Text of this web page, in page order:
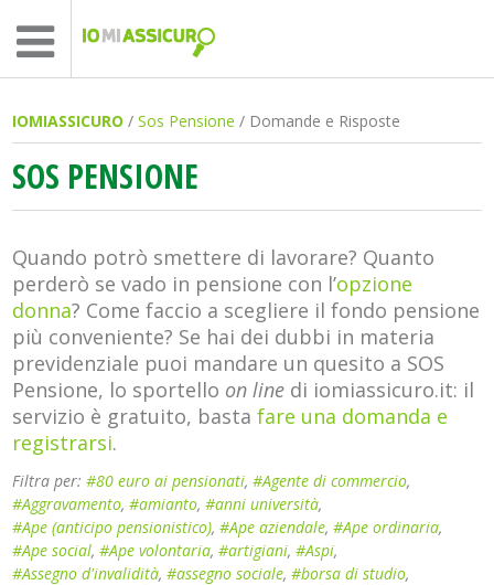
IOMIASSICURO /Sos Pensione / Domande e Risposte
SOS PENSIONE
Quando potrò smettere di lavorare? Quanto
perderò se vado in pensione con l’opzione
donna? Come faccio a scegliere il fondo pensione
più conveniente? Se hai dei dubbi in materia
previdenziale puoi mandare un quesito a SOS
Pensione, lo sportello on line di iomiassicuro.it: il
servizio è gratuito, bastafare una domanda e
registrarsi.
Filtra per:#80 euro ai pensionati,#Agente di commercio,
#Aggravamento,#amianto,#anni università,
#Ape (anticipo pensionistico),#Ape aziendale,#Ape ordinaria,
#Ape social,#Ape volontaria,#artigiani,#Aspi,
#Assegno d'invalidità,#assegno sociale,#borsa di studio,